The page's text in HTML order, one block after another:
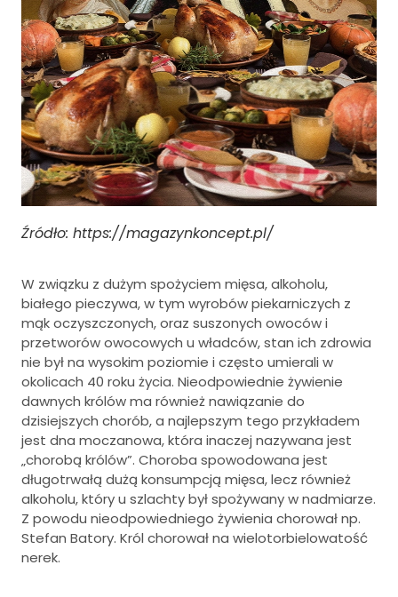
Źródło: https://magazynkoncept.pl/
W związku z dużym spożyciem mięsa, alkoholu,
białego pieczywa, w tym wyrobów piekarniczych z
mąk oczyszczonych, oraz suszonych owoców i
przetworów owocowych u władców, stan ich zdrowia
nie był na wysokim poziomie i często umierali w
okolicach 40 roku życia. Nieodpowiednie żywienie
dawnych królów ma również nawiązanie do
dzisiejszych chorób, a najlepszym tego przykładem
jest dna moczanowa, która inaczej nazywana jest
„chorobą królów”. Choroba spowodowana jest
długotrwałą dużą konsumpcją mięsa, lecz również
alkoholu, który u szlachty był spożywany w nadmiarze.
Z powodu nieodpowiedniego żywienia chorował np.
Stefan Batory. Król chorował na wielotorbielowatość
nerek.